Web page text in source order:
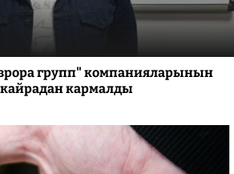
групп" компанияларынын
кайрадан кармалды